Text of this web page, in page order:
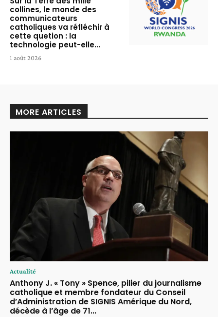
collines, le monde des
communicateurs
catholiques va réfléchir à
cette quetion : la
technologie peut-elle...
1 août 2026
MORE ARTICLES
Actualité
Anthony J. « Tony » Spence, pilier du journalisme
catholique et membre fondateur du Conseil
d’Administration de SIGNIS Amérique du Nord,
décède à l’âge de 71...